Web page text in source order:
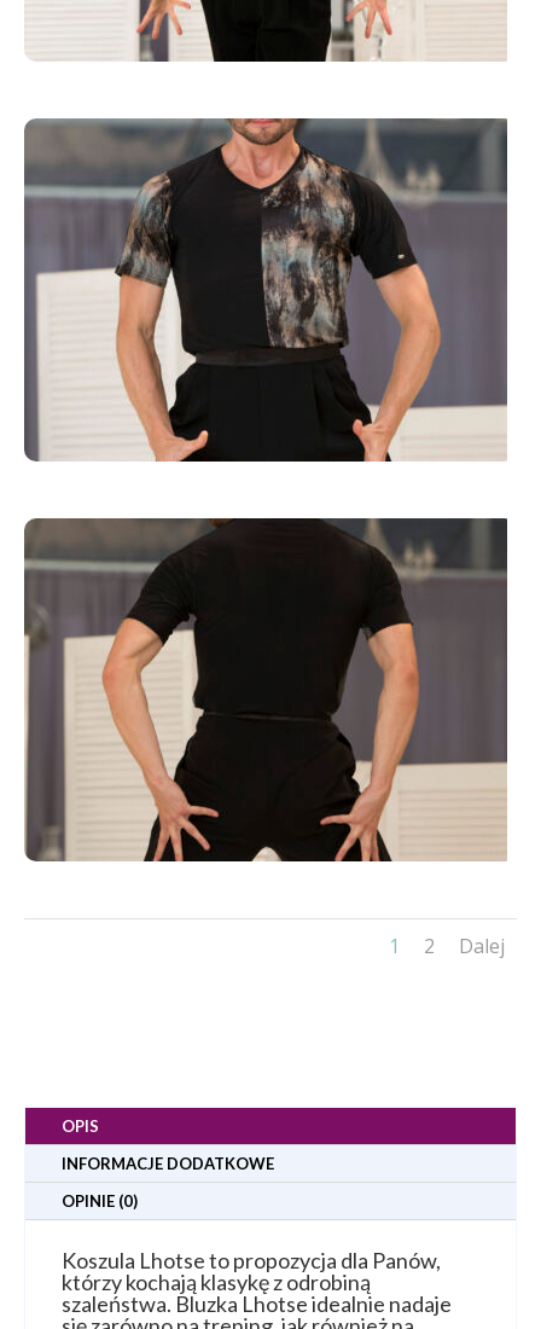
1 2 Dalej
OPIS
INFORMACJE DODATKOWE
OPINIE (0)
Koszula Lhotse to propozycja dla Panów,
którzy kochają klasykę z odrobiną
szaleństwa. Bluzka Lhotse idealnie nadaje